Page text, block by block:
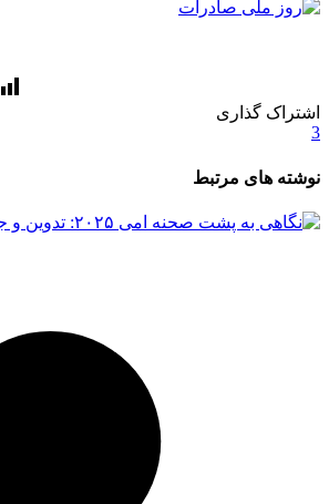
اشتراک گذاری
3
نوشته های مرتبط